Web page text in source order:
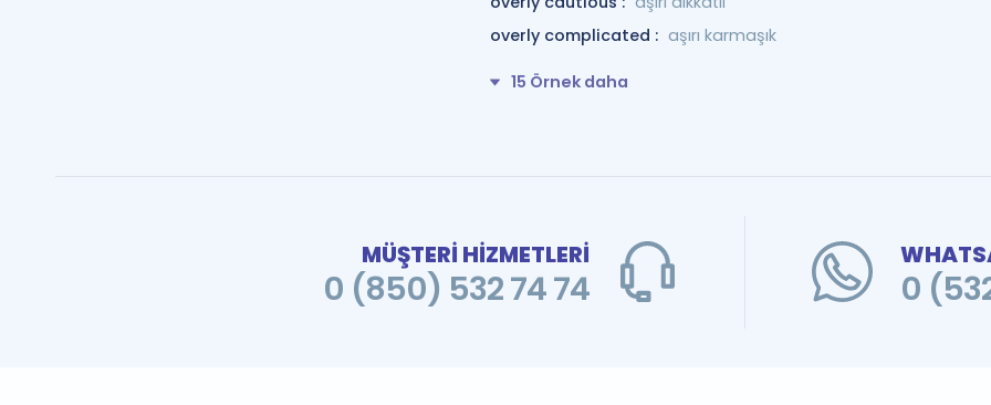
overly complicated : aşırı karmaşık
15 Örnek daha
MÜŞTERİ HİZMETLERİ
0 (850) 532 74 74 0